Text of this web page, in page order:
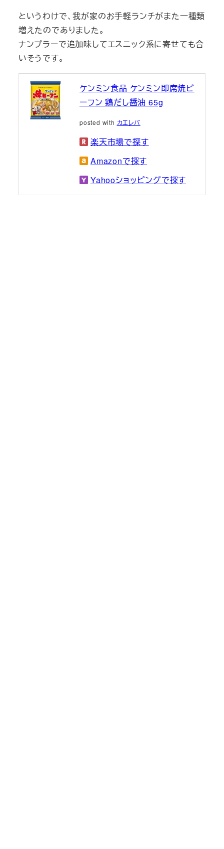
というわけで、我が家のお手軽ランチがまた一種類
増えたのでありました。
ナンプラーで追加味してエスニック系に寄せても合
いそうです。
ケンミン食品 ケンミン即席焼ビ
ーフン 鶏だし醤油 65g
posted with カエレバ
楽天市場で探す
Amazonで探す
Yahooショッピングで探す